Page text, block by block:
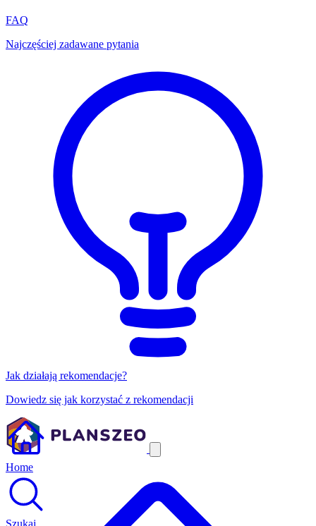
FAQ
Najczęściej zadawane pytania
Jak działają rekomendacje?
Dowiedz się jak korzystać z rekomendacji
Home
Szukaj